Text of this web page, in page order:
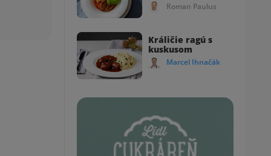
Roman Paulus
Králičie ragú s
kuskusom
Marcel Ihnačák